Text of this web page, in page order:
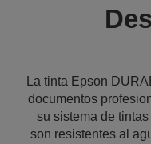
La tinta Epson
documentos
su sistema de
son resistentes al